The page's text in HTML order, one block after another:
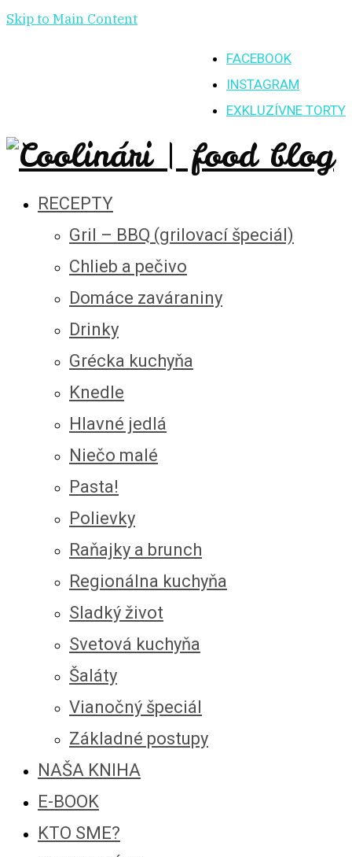
Skip to Main Content
FACEBOOK
INSTAGRAM
EXKLUZÍVNE TORTY
RECEPTY
Gril – BBQ (grilovací špeciál)
Chlieb a pečivo
Domáce zaváraniny
Drinky
Grécka kuchyňa
Knedle
Hlavné jedlá
Niečo malé
Pasta!
Polievky
Raňajky a brunch
Regionálna kuchyňa
Sladký život
Svetová kuchyňa
Šaláty
Vianočný špeciál
Základné postupy
NAŠA KNIHA
E-BOOK
KTO SME?